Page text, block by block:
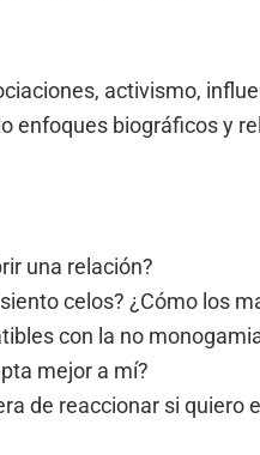
activismo,
enfoques biográficos y
una relación?
celos? ¿Cómo los
con la no
mejor a mí?
de reaccionar si quiero